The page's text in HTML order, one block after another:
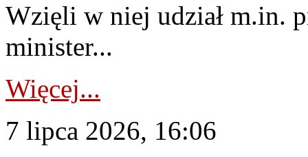
Wzięli w niej udział m.in.
minister...
Więcej...
7 lipca 2026, 16:06